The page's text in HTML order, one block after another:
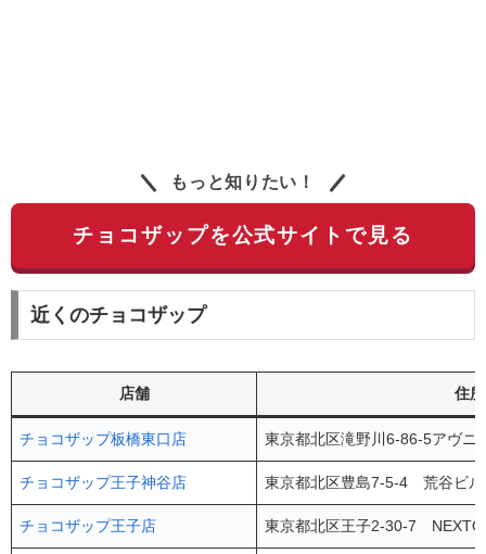
もっと知りたい！
チョコザップを公式サイトで見る
近くのチョコザップ
店舗 住所
チョコザップ板橋東口店 東京都北区滝野川6-86-5アヴ
チョコザップ王子神谷店 東京都北区豊島7-5-4 荒谷ビ
チョコザップ王子店 東京都北区王子2-30-7